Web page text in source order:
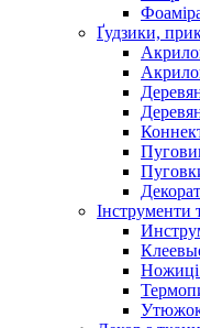
Ґудзики,
Інструменти
Ножиці
Утюжок